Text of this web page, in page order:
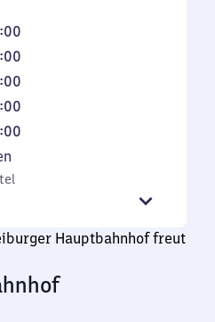
Hauptbahnhof freut